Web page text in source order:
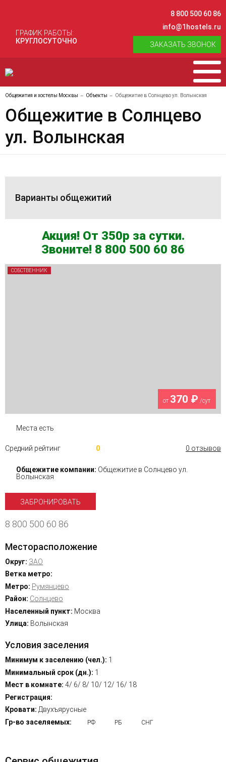
ГРАФИК РАБОТЫ:
КРУГЛОСУТОЧНО
8 800 500 60 86
info@1hostels.ru
ЗАКАЗАТЬ ЗВОНОК
Общежития и хостелы Москвы Объекты Общежитие в Солнцево ул. Волынская
Общежитие в Солнцево
ул. Волынская
Варианты общежитий
Акция! От 350р за сутки.
Звоните! 8 800 500 60 86
от 370 ₽ /сут
СОБСТВЕННИК
Места есть
Средний рейтинг 0 0 отзывов
Общежитие компании: Общежитие в Солнцево ул.
Волынская
ЗАБРОНИРОВАТЬ
8 800 500 60 86
Месторасположение
Округ: ЗАО
Ветка метро:
Метро: Румянцево
Район: Солнцево
Населенный пункт: Москва
Улица: Волынская
Условия заселения
Минимум к заселению (чел.): 1
Минимальный срок (дн.): 1
Мест в комнате: 4/ 6/ 8/ 10/ 12/ 16/ 18
Регистрация:
Кровати: Двухъярусные
Гр-во заселяемых:
РФ РБ СНГ